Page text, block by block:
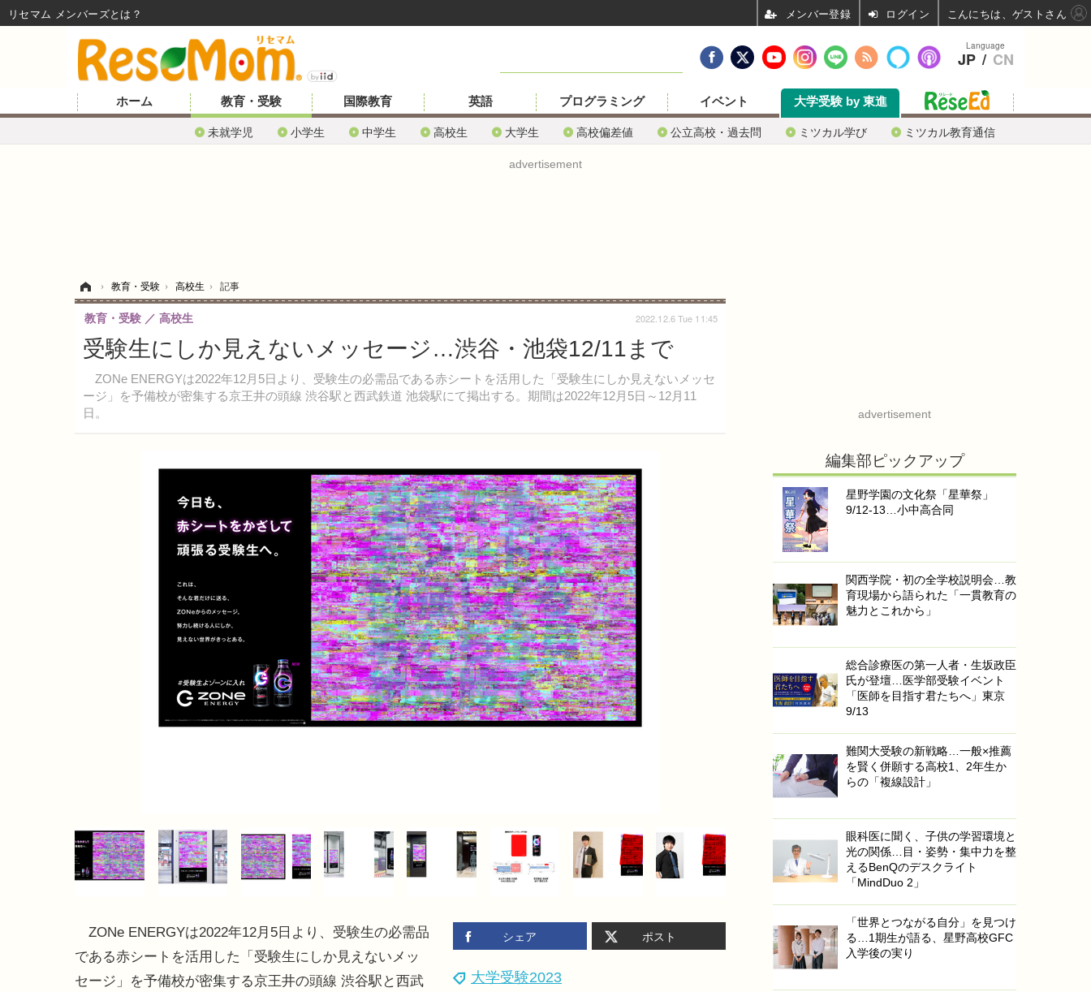
ホーム 教育・受験
未就学児 小学生 中学生 高校生 大学生 高校偏差値 公立高校・過去問 ミツカル学び ミツカル教育通信
国際教育 英語 プログラミング イベント 大学受験 by 東進
advertisement
› 教育・受験 › 高校生 › 記事
受験生にしか見えないメッセージ…渋谷・池袋12/11まで
ZONe ENERGYは2022年12月5日より、受験生の必需品である赤シートを活用した「受験生にしか見えないメッセ
ージ」を予備校が密集する京王井の頭線 渋谷駅と西武鉄道 池袋駅にて掲出する。期間は2022年12月5日～12月11
日。
教育・受験 高校生 2022.12.6 Tue 11:45
シェア ポスト
大学受験2023
ZONe ENERGYは2022年12月5日より、受験生の必需品
である赤シートを活用した「受験生にしか見えないメッ
セージ」を予備校が密集する京王井の頭線 渋谷駅と西武
advertisement
編集部ピックアップ
星野学園の文化祭「星華祭」
9/12-13…小中高合同
関西学院・初の全学校説明会…教
育現場から語られた「一貫教育の
魅力とこれから」
総合診療医の第一人者・生坂政臣
氏が登壇…医学部受験イベント
「医師を目指す君たちへ」東京
9/13
難関大受験の新戦略…一般×推薦
を賢く併願する高校1、2年生か
らの「複線設計」
眼科医に聞く、子供の学習環境と
光の関係…目・姿勢・集中力を整
えるBenQのデスクライト
「MindDuo 2」
「世界とつながる自分」を見つけ
る…1期生が語る、星野高校GFC
入学後の実り
Language
JP / CN
リセマム メンバーズ ログイン こんにちは、ゲストさん